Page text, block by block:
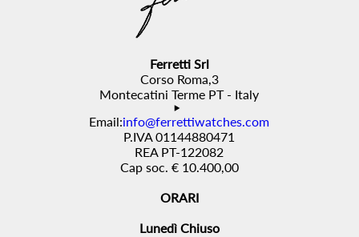
Ferretti Srl
Corso Roma,3
Montecatini Terme PT - Italy
Email:info@ferrettiwatches.com
P.IVA 01144880471
REA PT-122082
Cap soc. € 10.400,00
ORARI
Lunedì Chiuso